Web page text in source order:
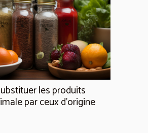
les produits
par ceux d’origine